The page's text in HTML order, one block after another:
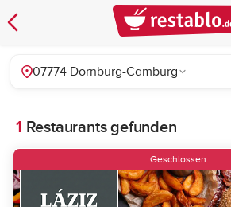
07774 Dornburg-Camburg
1 Restaurants gefunden
Geschlossen